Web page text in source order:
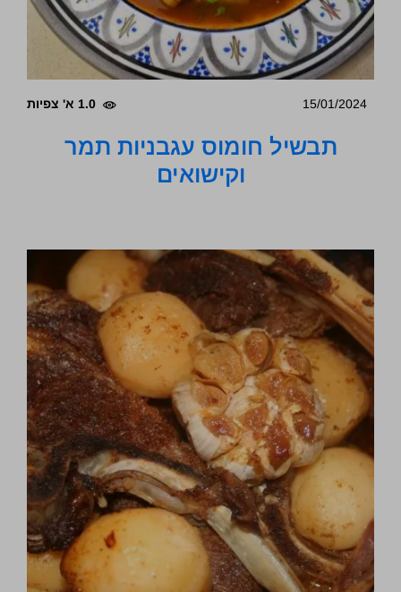
15/01/2024 1.0 א' צפיות
תבשיל חומוס עגבניות תמר
וקישואים